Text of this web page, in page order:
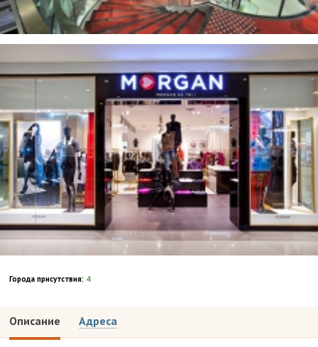
Города присутствия: 4
Описание Адреса